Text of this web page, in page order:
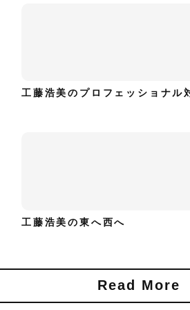
工藤浩美のプロフェッショナル
工藤浩美の東へ西へ
Read More